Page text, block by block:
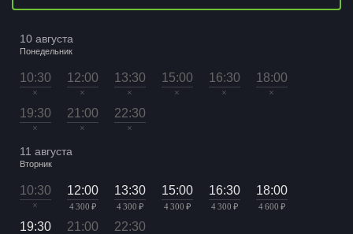
10 августа
Понедельник
10:30
×
12:00
×
13:30
×
15:00
×
16:30
×
18:00
×
19:30
×
21:00
×
22:30
×
11 августа
Вторник
10:30
×
12:00
4 300 ₽
13:30
4 300 ₽
15:00
4 300 ₽
16:30
4 300 ₽
18:00
4 600 ₽
19:30 21:00 22:30